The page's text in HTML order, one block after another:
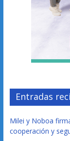
Entradas
Milei y Noboa
cooperación y